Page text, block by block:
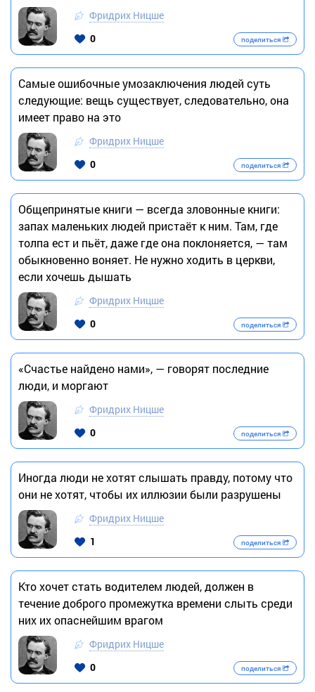
Фридрих Ницше
0
поделиться
Самые ошибочные умозаключения людей суть
следующие: вещь существует, следовательно, она
имеет право на это
Фридрих Ницше
0
поделиться
Общепринятые книги — всегда зловонные книги:
запах маленьких людей пристаёт к ним. Там, где
толпа ест и пьёт, даже где она поклоняется, — там
обыкновенно воняет. Не нужно ходить в церкви,
если хочешь дышать
Фридрих Ницше
0
поделиться
«Счастье найдено нами», — говорят последние
люди, и моргают
Фридрих Ницше
0
поделиться
Иногда люди не хотят слышать правду, потому что
они не хотят, чтобы их иллюзии были разрушены
Фридрих Ницше
1
поделиться
Кто хочет стать водителем людей, должен в
течение доброго промежутка времени слыть среди
них их опаснейшим врагом
Фридрих Ницше
0
поделиться